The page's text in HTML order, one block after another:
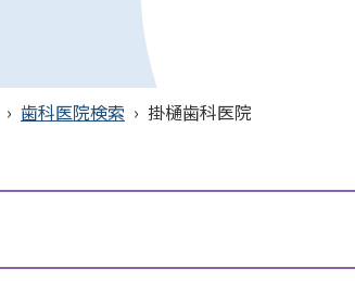
› 歯科医院検索 › 掛樋歯科医院